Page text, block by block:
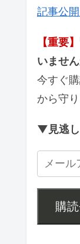
記事公
【重要】
いませ
今すぐ
から守
▼見逃し
購